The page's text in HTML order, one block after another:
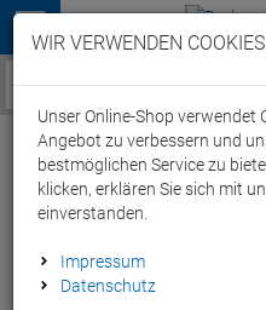
Menü
Arena Mountains
Drop Back - 38
WIR VERWENDEN COOKIES
Unser Online-Shop verwendet
Angebot zu verbessern und
bestmöglichen Service zu
klicken, erklären Sie sich mit
einverstanden.
Impressum
Datenschutz